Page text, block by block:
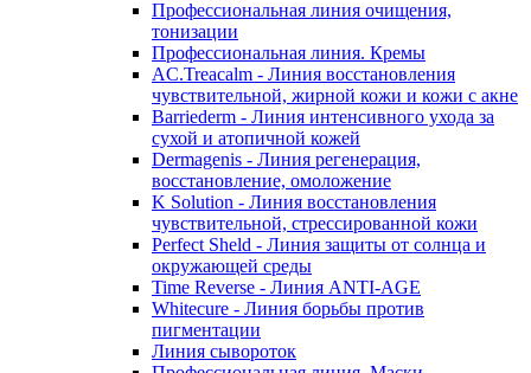
Профессиональная линия очищения,
тонизации
Профессиональная линия. Кремы
AC.Treacalm - Линия восстановления
чувствительной, жирной кожи и кожи с акне
Barriederm - Линия интенсивного ухода за
сухой и атопичной кожей
Dermagenis - Линия регенерация,
восстановление, омоложение
K Solution - Линия восстановления
чувствительной, стрессированной кожи
Perfect Sheld - Линия защиты от солнца и
окружающей среды
Time Reverse - Линия ANTI-AGE
Whitecure - Линия борьбы против
пигментации
Линия сывороток